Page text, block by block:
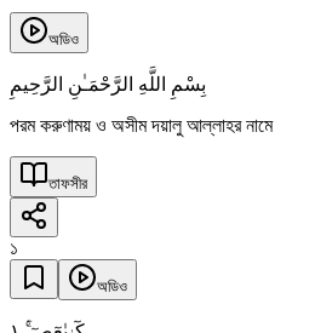
অডিও
بِسْمِ اللَّهِ الرَّحْمَـٰنِ الرَّحِيمِ
পরম করুণাময় ও অসীম দয়ালু আল্লাহর নামে
তাফসীর
১
অডিও